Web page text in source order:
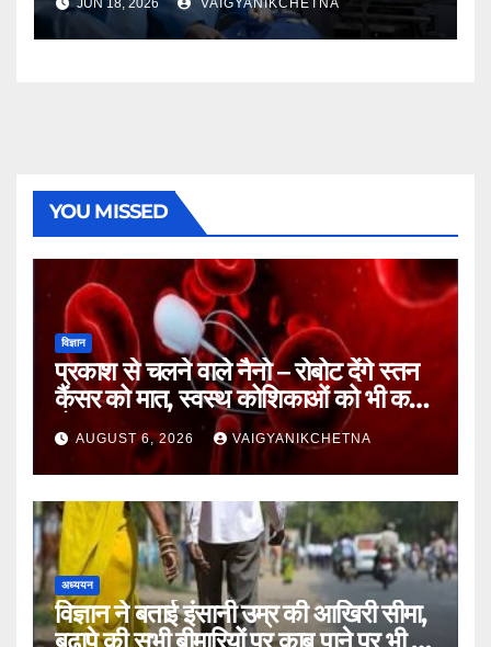
YOU MISSED
विज्ञान
प्रकाश से चलने वाले नैनो – रोबोट देंगे स्तन
कैंसर को मात, स्वस्थ कोशिकाओं को भी कम
होगा नुकसान
AUGUST 6, 2026 VAIGYANIKCHETNA
अध्ययन
विज्ञान ने बताई इंसानी उम्र की आखिरी सीमा,
बुढ़ापे की सभी बीमारियों पर काबू पाने पर भी वह